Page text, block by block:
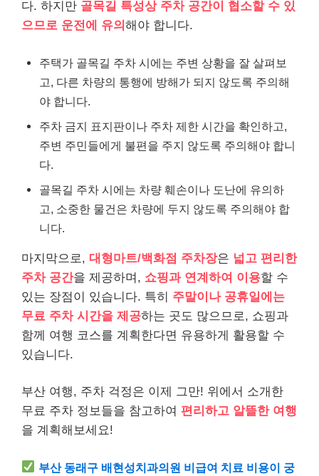
다. 하지만 골목길 특성상 주차 공간이 협소할 수 있
으므로 운전에 유의 해야 합니다.
주택가 골목길 주차 시에는 주변 상황을 잘 살펴보
고, 다른 차량의 통행에 방해가 되지 않도록 주의해
야 합니다.
주차 금지 표지판이나 주차 제한 시간을 확인하고,
주변 주민들에게 불편을 주지 않도록 주의해야 합니
다.
골목길 주차 시에는 차량 훼손이나 도난에 유의하
고, 소중한 물건은 차량에 두지 않도록 주의해야 합
니다.
마지막으로, 대형마트/백화점 주차장은 넓고 편리한
주차 공간을 제공하며, 쇼핑과 연계하여 이용할 수
있는 장점이 있습니다. 특히 주말이나 공휴일에는
무료 주차 시간을 제공하는 곳도 많으므로, 쇼핑과
함께 여행 코스를 계획한다면 유용하게 활용할 수
있습니다.
부산 여행, 주차 걱정은 이제 그만! 위에서 소개한
무료 주차 정보들을 참고하여 편리하고 알뜰한 여행
을 계획해보세요!
부산 동래구 배현성치과의원 비급여 치료 비용이 궁